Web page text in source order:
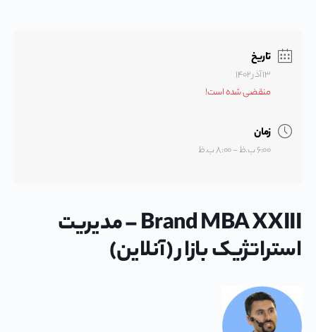
تاریخ
۱۳ آذر ۱۴۰۲
منقضی شده است!
زمان
۶:۰۰ ب.ظ - ۸:۰۰ ب.ظ
Brand MBA XXIII – مدیریت
استراتژیک بازار (آنلاین)